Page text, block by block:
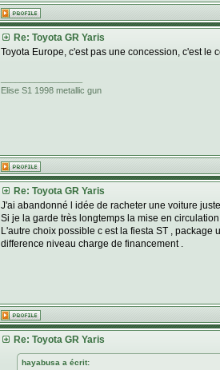
Re: Toyota GR Yaris
Toyota Europe, c'est pas une concession, c'est
Elise S1 1998 metallic gun
Re: Toyota GR Yaris
J'ai abandonné l idée de racheter une voiture
Si je la garde très longtemps la mise en
L'autre choix possible c est la fiesta ST ,
difference niveau charge de financement .
Re: Toyota GR Yaris
hayabusa a écrit: